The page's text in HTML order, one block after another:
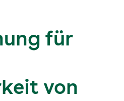
für
von